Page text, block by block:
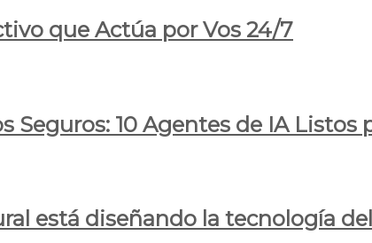
que Actúa por Vos 24/7
Seguros: 10 Agentes de IA Listos
está diseñando la tecnología